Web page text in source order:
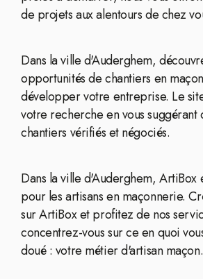
de projets aux alentours de chez
Dans la ville d'Auderghem,
opportunités de chantiers en
développer votre entreprise. Le
votre recherche en vous
chantiers vérifiés et négociés.
Dans la ville d'Auderghem, ArtiBox
pour les artisans en maçonnerie.
sur ArtiBox et profitez de nos
concentrez-vous sur ce en quoi
doué : votre métier d'artisan maçon.